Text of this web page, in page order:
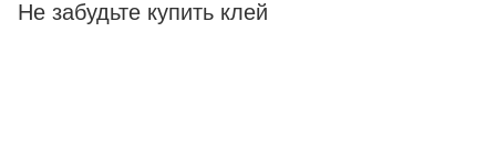
Не забудьте купить клей